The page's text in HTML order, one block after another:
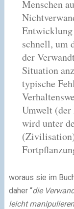
Menschen
schnell, um
der
Situation
typische
Umwelt
wird unter
woraus sie im
daher “die
leicht manipulieren